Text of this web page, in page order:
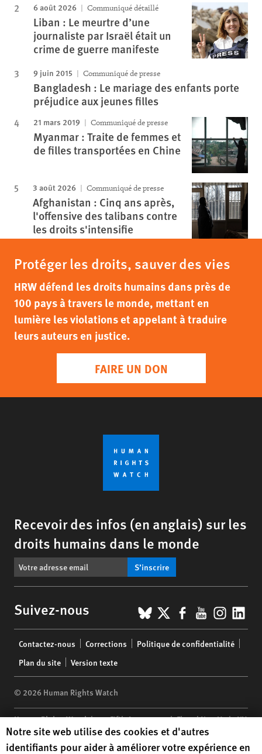
6 août 2026 Communiqué détaillé
Liban : Le meurtre d’une
journaliste par Israël était un
crime de guerre manifeste
9 juin 2015 Communiqué de presse
Bangladesh : Le mariage des enfants porte
préjudice aux jeunes filles
21 mars 2019 Communiqué de presse
Myanmar : Traite de femmes et
de filles transportées en Chine
3 août 2026 Communiqué de presse
Afghanistan : Cinq ans après,
l'offensive des talibans contre
les droits s'intensifie
Protéger les droits, sauver des vies
HRW défend les droits humains dans près de
100 pays à travers le monde, mettant en
lumière les violations et appelant à traduire
leurs auteurs en justice.
FAIRE UN DON
Recevoir des infos (en anglais) sur les
droits humains dans le monde
S’inscrire
Suivez-nous BlueSky
X Facebook
YouTube
menu
Contactez-nous Corrections
Politique de confidentialité
Plan du site
Version texte
© 2026 Human Rights Watch
Human Rights Watch| 350 Fifth Avenue, 34th Floor | New York,NY
10118-3299USA |t1.212.290.4700
Human Rights Watch cookie preferences
Notre site web utilise des cookies et d'autres
identifiants pour aider à améliorer votre expérience en